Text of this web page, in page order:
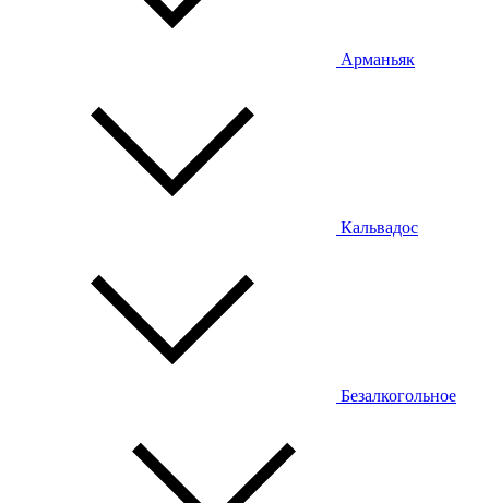
Арманьяк
Кальвадос
Безалкогольное